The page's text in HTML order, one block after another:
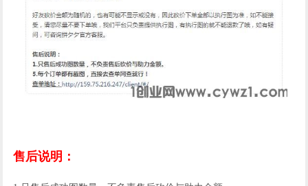
售后说明：